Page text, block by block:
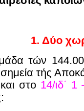
1. Δύο
τών
τής
και στο 14/ιδ΄ 1